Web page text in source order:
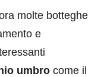
molte botteghe
e
umbro come il